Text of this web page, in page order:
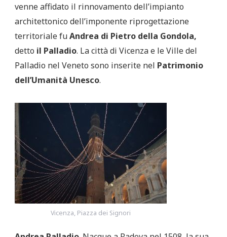
venne affidato il rinnovamento dell’impianto
architettonico dell’imponente riprogettazione
territoriale fuAndrea di Pietro della Gondola,
detto il Palladio. La città di Vicenza e le Ville del
Palladio nel Veneto sono inserite nel Patrimonio
dell’Umanità Unesco.
Vicenza, Piazza dei Signori